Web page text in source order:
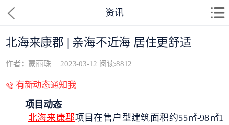
资讯
北海来康郡 | 亲海不近海 居住更舒适
作者：蒙丽珠 2023-03-12 阅读:8812
有新动态通知我
项目动态
北海来康郡项目在售户型建筑面积约55㎡-98㎡1